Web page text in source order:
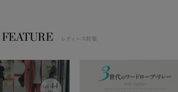
レディース特集